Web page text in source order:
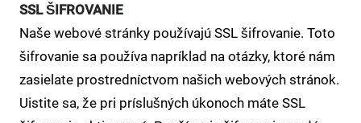
SSL ŠIFROVANIE
Naše webové stránky používajú SSL šifrovanie. Toto
šifrovanie sa používa napríklad na otázky, ktoré nám
zasielate prostredníctvom našich webových stránok.
Uistite sa, že pri príslušných úkonoch máte SSL